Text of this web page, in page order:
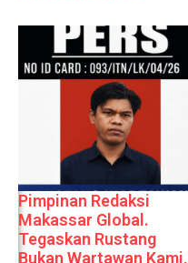
Pimpinan Redaksi
Makassar Global.
Tegaskan Rustang
Bukan Wartawan Kami,